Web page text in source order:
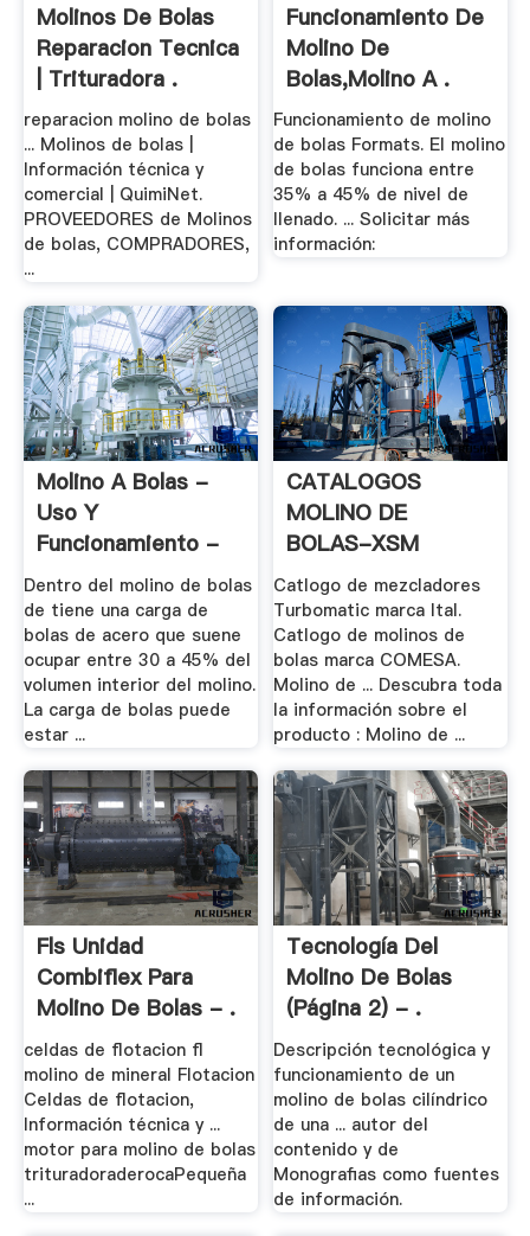
Molinos De Bolas
Reparacion Tecnica
| Trituradora .
reparacion molino de bolas
... Molinos de bolas |
Información técnica y
comercial | QuimiNet.
PROVEEDORES de Molinos
de bolas, COMPRADORES,
...
Funcionamiento De
Molino De
Bolas,Molino A .
Funcionamiento de molino
de bolas Formats. El molino
de bolas funciona entre
35% a 45% de nivel de
llenado. ... Solicitar más
información:
Molino A Bolas -
Uso Y
Funcionamiento -
Foro Por ...
Dentro del molino de bolas
de tiene una carga de
bolas de acero que suene
ocupar entre 30 a 45% del
volumen interior del molino.
La carga de bolas puede
estar ...
CATALOGOS
MOLINO DE
BOLAS-XSM
Trituradora .
Catlogo de mezcladores
Turbomatic marca Ital.
Catlogo de molinos de
bolas marca COMESA.
Molino de ... Descubra toda
la información sobre el
producto : Molino de ...
Fls Unidad
Combiflex Para
Molino De Bolas - .
celdas de flotacion fl
molino de mineral Flotacion
Celdas de flotacion,
Información técnica y ...
motor para molino de bolas
trituradoraderocaPequeña
...
Tecnología Del
Molino De Bolas
(página 2) - .
Descripción tecnológica y
funcionamiento de un
molino de bolas cilíndrico
de una ... autor del
contenido y de
Monografias como fuentes
de información.